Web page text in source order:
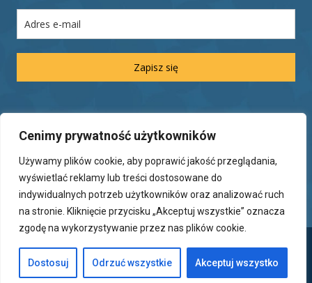
Cenimy prywatność użytkowników
Używamy plików cookie, aby poprawić jakość przeglądania,
wyświetlać reklamy lub treści dostosowane do
indywidualnych potrzeb użytkowników oraz analizować ruch
na stronie. Kliknięcie przycisku „Akceptuj wszystkie” oznacza
zgodę na wykorzystywanie przez nas plików cookie.
Dostosuj Odrzuć wszystkie Akceptuj wszystko
Zapisz się
Polityka prywatności
Copyright © Adventure Consulting 2025.
Realizacja: